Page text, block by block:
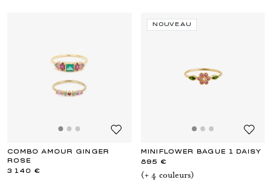
COMBO AMOUR GINGER
ROSE
3 140 €
NOUVEAU
MINIFLOWER BAGUE 1 DAISY
895 €
(+ 4 couleurs)